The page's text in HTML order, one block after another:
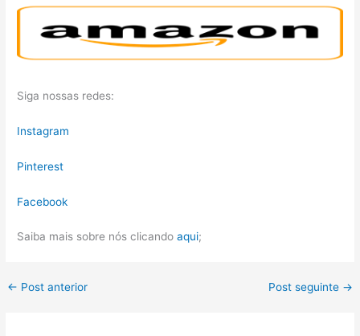
Siga nossas redes:
Instagram
Pinterest
Facebook
Saiba mais sobre nós clicandoaqui;
← Post anterior Post seguinte →